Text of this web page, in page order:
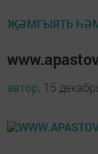
ҖӘМГЫЯТЬ
автор, 15